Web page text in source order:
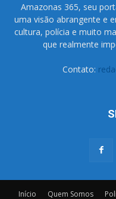
Amazonas 365, seu
uma visão abrangente e
cultura, polícia e muito
que realmente
Contato:
Início Quem Somos